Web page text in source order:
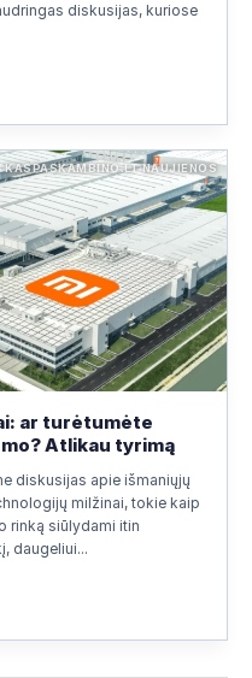
diskusijas, kuriose
KASPASKAMBINO.LT NAUJIENOS
ar turėtumėte
Atlikau tyrimą
diskusijas apie išmaniųjų
milžinai, tokie kaip
rinką siūlydami itin
daugeliui...